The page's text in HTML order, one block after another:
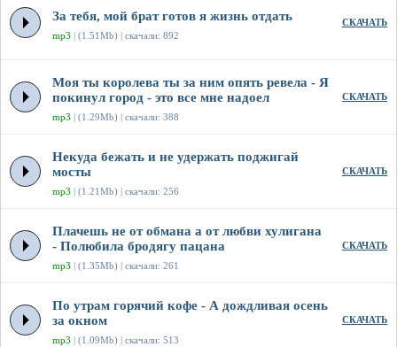
За тебя, мой брат готов я жизнь отдать
mp3 | (1.51Mb) | скачали: 892
СКАЧАТЬ
Моя ты королева ты за ним опять ревела - Я
покинул город - это все мне надоел
mp3 | (1.29Mb) | скачали: 388
СКАЧАТЬ
Некуда бежать и не удержать поджигай
мосты
mp3 | (1.21Mb) | скачали: 256
СКАЧАТЬ
Плачешь не от обмана а от любви хулигана
- Полюбила бродягу пацана
mp3 | (1.35Mb) | скачали: 261
СКАЧАТЬ
По утрам горячий кофе - А дождливая осень
за окном
mp3 | (1.09Mb) | скачали: 513
СКАЧАТЬ